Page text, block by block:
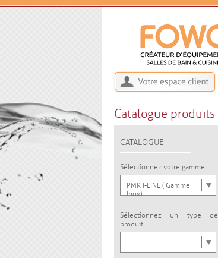
Catalogue produits
CATALOGUE
Sélectionnez votre gamme
PMR I-LINE ( Gamme
Inox)
Sélectionnez un type de
produit
-